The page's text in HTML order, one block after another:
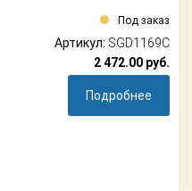
Под заказ
Артикул: SGD1169C
2 472.00 руб.
Подробнее